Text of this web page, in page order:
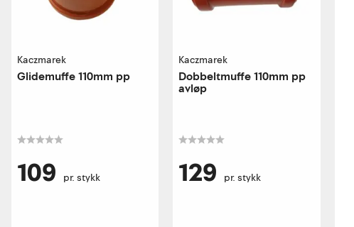
Kaczmarek
Glidemuffe 110mm pp
109 pr. stykk
Kaczmarek
Dobbeltmuffe 110mm pp
avløp
129 pr. stykk